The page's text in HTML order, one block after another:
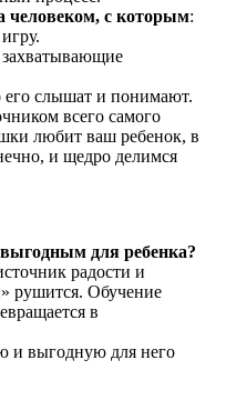
человеком, с которым:
его слышат и понимают.
всего самого
любит ваш ребенок, в
и щедро делимся
для ребенка?
радости и
рушится. Обучение
в
и выгодную для него